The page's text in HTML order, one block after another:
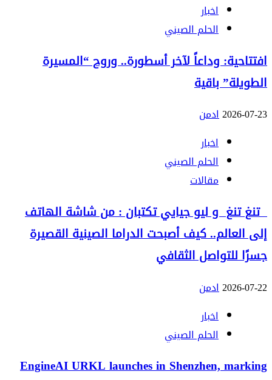
اخبار
الحلم الصيني
افتتاحية: وداعاً لآخر أسطورة.. وروح “المسيرة
الطويلة” باقية
2026-07-23ادمن
اخبار
الحلم الصيني
مقالات
تنغ تنغ و ليو جيايي تكتبان : من شاشة الهاتف
إلى العالم.. كيف أصبحت الدراما الصينية القصيرة
جسرًا للتواصل الثقافي
2026-07-22ادمن
اخبار
الحلم الصيني
EngineAI URKL launches in Shenzhen, marking